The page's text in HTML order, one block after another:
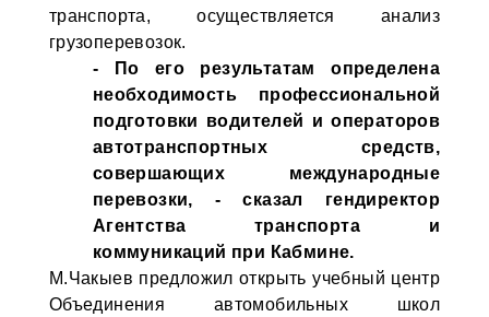
транспорта, осуществляется анализ
грузоперевозок.
- По его результатам определена
необходимость профессиональной
подготовки водителей и операторов
автотранспортных средств,
совершающих международные
перевозки, - сказал гендиректор
Агентства транспорта и
коммуникаций при Кабмине.
М.Чакыев предложил открыть учебный центр
Объединения автомобильных школ